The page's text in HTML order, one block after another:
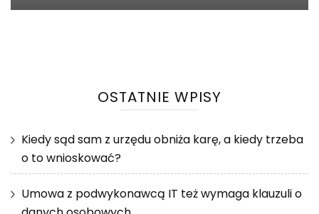
OSTATNIE WPISY
Kiedy sąd sam z urzędu obniża karę, a kiedy trzeba
o to wnioskować?
Umowa z podwykonawcą IT też wymaga klauzuli o